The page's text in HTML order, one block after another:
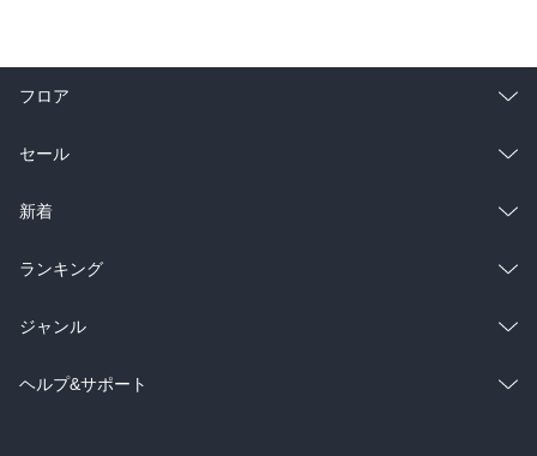
フロア
総合
ラノベ
雑誌・グラビア
BL・TL
セール
総合
ラノベ
雑誌・グラビア
BL・TL
新着
総合
ラノベ
雑誌・グラビア
ランキング
総合
ラノベ
ジャンル
コミック
ヘルプ&サポート